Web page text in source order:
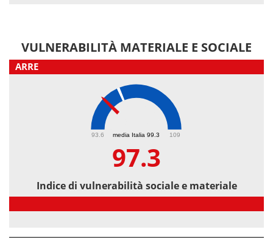
VULNERABILITÀ MATERIALE E SOCIALE
ARRE
media Italia 99.3
93.6 109
97.3
Indice di vulnerabilità sociale e materiale